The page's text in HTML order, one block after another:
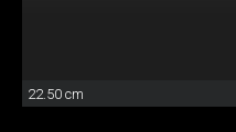
22.50 cm